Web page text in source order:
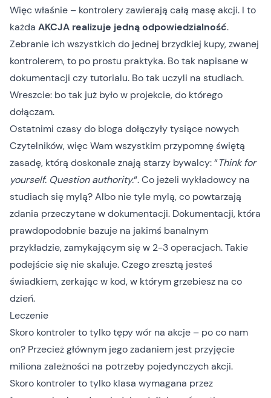
Więc właśnie – kontrolery zawierają całą masę akcji. I to
każda AKCJA realizuje jedną odpowiedzialność.
Zebranie ich wszystkich do jednej brzydkiej kupy, zwanej
kontrolerem, to po prostu praktyka. Bo tak napisane w
dokumentacji czy tutorialu. Bo tak uczyli na studiach.
Wreszcie: bo tak już było w projekcie, do którego
dołączam.
Ostatnimi czasy do bloga dołączyły tysiące nowych
Czytelników, więc Wam wszystkim przypomnę świętą
zasadę, którą doskonale znają starzy bywalcy: “Think for
yourself. Question authority.“. Co jeżeli wykładowcy na
studiach się mylą? Albo nie tyle mylą, co powtarzają
zdania przeczytane w dokumentacji. Dokumentacji, która
prawdopodobnie bazuje na jakimś banalnym
przykładzie, zamykającym się w 2-3 operacjach. Takie
podejście się nie skaluje. Czego zresztą jesteś
świadkiem, zerkając w kod, w którym grzebiesz na co
dzień.
Leczenie
Skoro kontroler to tylko tępy wór na akcje – po co nam
on? Przecież głównym jego zadaniem jest przyjęcie
miliona zależności na potrzeby pojedynczych akcji.
Skoro kontroler to tylko klasa wymagana przez